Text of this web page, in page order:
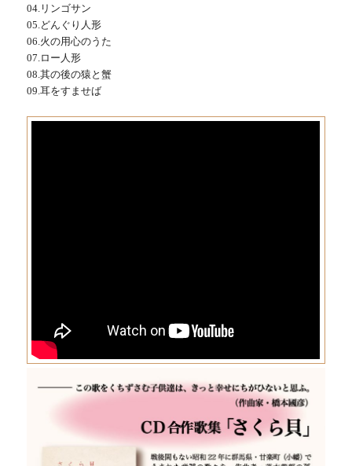
04.リンゴサン
05.どんぐり人形
06.火の用心のうた
07.ロー人形
08.其の後の猿と蟹
09.耳をすませば